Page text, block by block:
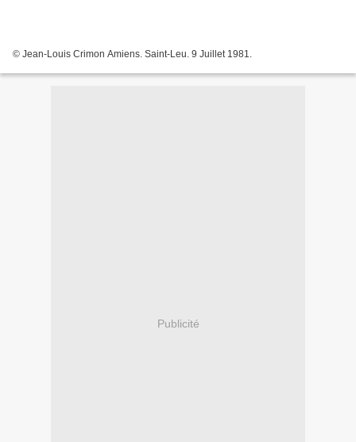
© Jean-Louis Crimon Amiens. Saint-Leu. 9 Juillet 1981.
Publicité